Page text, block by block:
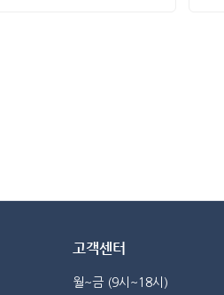
고객센터
월~금 (9시~18시)